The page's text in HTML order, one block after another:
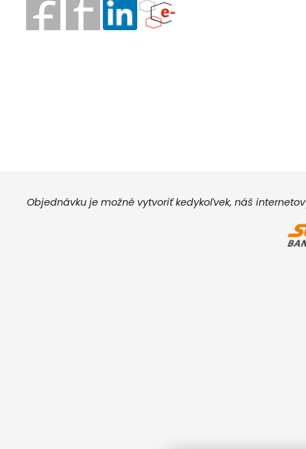
Objednávku je možné vytvoriť kedykoľvek, náš